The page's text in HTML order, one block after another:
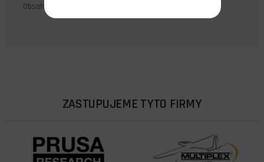
Obsah balení: 10 ks
ZASTUPUJEME TYTO FIRMY